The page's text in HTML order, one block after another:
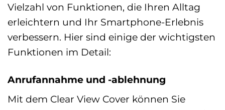
Vielzahl von Funktionen, die Ihren Alltag
erleichtern und Ihr Smartphone-Erlebnis
verbessern. Hier sind einige der wichtigsten
Funktionen im Detail:
Anrufannahme und -ablehnung
Mit dem Clear View Cover können Sie